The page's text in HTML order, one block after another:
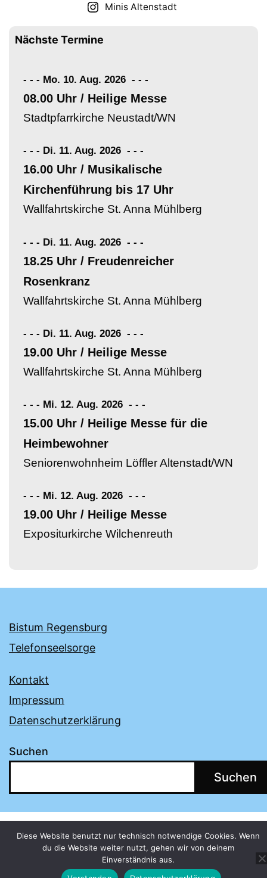
Minis Altenstadt
Nächste Termine
- - - Mo. 10. Aug. 2026 - - -
08.00 Uhr / Heilige Messe
Stadtpfarrkirche Neustadt/WN
- - - Di. 11. Aug. 2026 - - -
16.00 Uhr / Musikalische
Kirchenführung bis 17 Uhr
Wallfahrtskirche St. Anna Mühlberg
- - - Di. 11. Aug. 2026 - - -
18.25 Uhr / Freudenreicher
Rosenkranz
Wallfahrtskirche St. Anna Mühlberg
- - - Di. 11. Aug. 2026 - - -
19.00 Uhr / Heilige Messe
Wallfahrtskirche St. Anna Mühlberg
- - - Mi. 12. Aug. 2026 - - -
15.00 Uhr / Heilige Messe für die
Heimbewohner
Seniorenwohnheim Löffler Altenstadt/WN
- - - Mi. 12. Aug. 2026 - - -
19.00 Uhr / Heilige Messe
Expositurkirche Wilchenreuth
Bistum Regensburg
Telefonseelsorge
Kontakt
Impressum
Datenschutzerklärung
Suchen
Suchen
Diese Website benutzt nur technisch notwendige Cookies. Wenn
du die Website weiter nutzt, gehen wir von deinem
Einverständnis aus.